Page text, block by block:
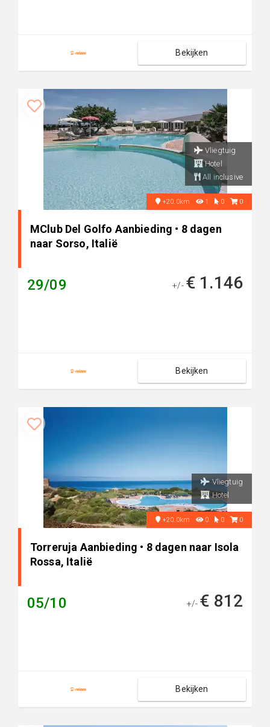
Bekijken
Vliegtuig
Hotel
All inclusive
+20.0km 1 0 0
MClub Del Golfo Aanbieding • 8 dagen
naar Sorso, Italië
29/09 +/- € 1.146
Bekijken
Vliegtuig
Hotel
+20.0km 0 0 0
Torreruja Aanbieding • 8 dagen naar Isola
Rossa, Italië
05/10 +/- € 812
Bekijken